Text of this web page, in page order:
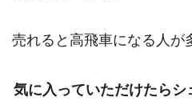
売れると高飛車になる人が
気に入っていただけたら